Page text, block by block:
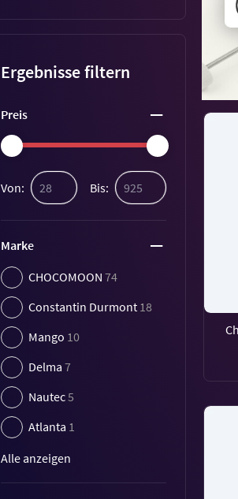
Ergebnisse filtern
Preis
Von: Bis:
Marke
CHOCOMOON 74
Constantin Durmont 18
Mango 10
Delma 7
Nautec5
Atlanta 1
Alle anzeigen